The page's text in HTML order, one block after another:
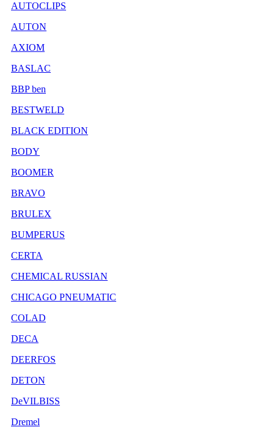
AUTOCLIPS
AUTON
AXIOM
BASLAC
BBP ben
BESTWELD
BLACK EDITION
BODY
BOOMER
BRAVO
BRULEX
BUMPERUS
CERTA
CHEMICAL RUSSIAN
CHICAGO PNEUMATIC
COLAD
DECA
DEERFOS
DETON
DeVILBISS
Dremel